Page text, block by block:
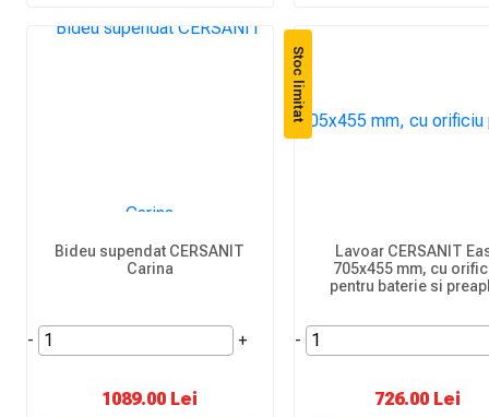
Bideu supendat CERSANIT
Carina
- +
1089.00 Lei
Stoc limitat
Lavoar CERSANIT
705x455 mm, cu
pentru baterie si
-
726.00 Lei